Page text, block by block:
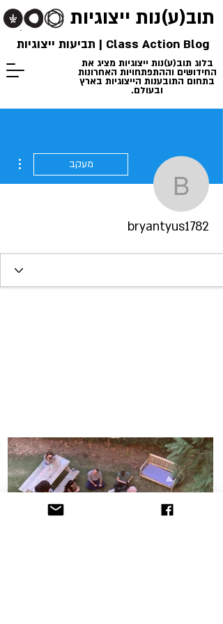
תוב(ע)נות ייצוגיות
בלוג תוב(ע)נות ייצוגיות מציג את
החידושים וההתפתחויות האחרונות
בתחום התובענות הייצוגיות בארץ
ובעולם.
Class Action Blog | תביעות ייצוגיות
bryantyus1782
מעקב
bryantyus1782